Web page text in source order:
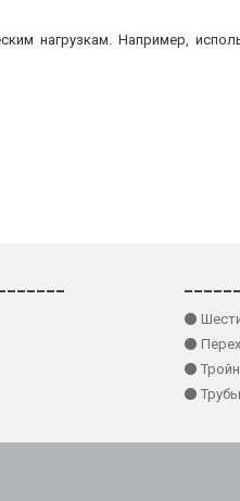
нагрузкам. Например,
⚫
⚫
⚫
⚫